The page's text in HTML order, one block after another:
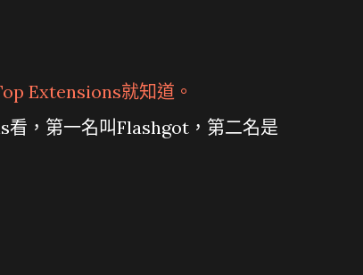
Extensions就知道。
，第一名叫Flashgot，第二名是